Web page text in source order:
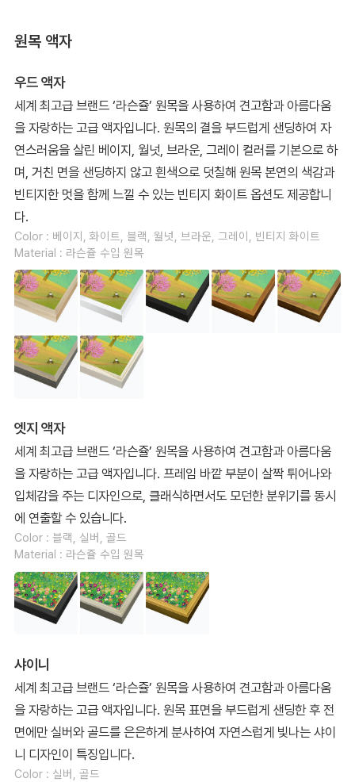
원목 액자
우드 액자
세계 최고급 브랜드 ‘라슨쥴’ 원목을 사용하여 견고함과 아름다움
을 자랑하는 고급 액자입니다. 원목의 결을 부드럽게 샌딩하여 자
연스러움을 살린 베이지, 월넛, 브라운, 그레이 컬러를 기본으로 하
며, 거친 면을 샌딩하지 않고 흰색으로 덧칠해 원목 본연의 색감과
빈티지한 멋을 함께 느낄 수 있는 빈티지 화이트 옵션도 제공합니
다.
Color : 베이지, 화이트, 블랙, 월넛, 브라운, 그레이, 빈티지 화이트
Material : 라슨쥴 수입 원목
엣지 액자
세계 최고급 브랜드 ‘라슨쥴’ 원목을 사용하여 견고함과 아름다움
을 자랑하는 고급 액자입니다. 프레임 바깥 부분이 살짝 튀어나와
입체감을 주는 디자인으로, 클래식하면서도 모던한 분위기를 동시
에 연출할 수 있습니다.
Color : 블랙, 실버, 골드
Material : 라슨쥴 수입 원목
샤이니
세계 최고급 브랜드 ‘라슨쥴’ 원목을 사용하여 견고함과 아름다움
을 자랑하는 고급 액자입니다. 원목 표면을 부드럽게 샌딩한 후 전
면에만 실버와 골드를 은은하게 분사하여 자연스럽게 빛나는 샤이
니 디자인이 특징입니다.
Color : 실버, 골드